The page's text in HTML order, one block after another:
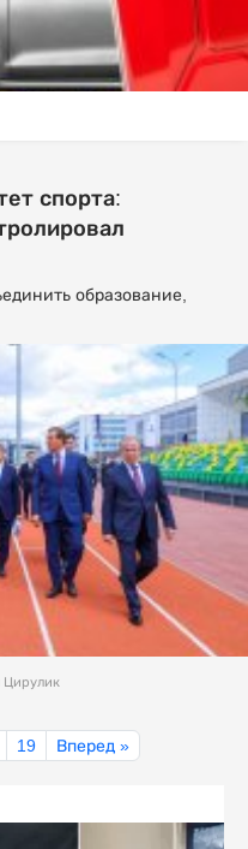
спорта:
образование,
Цирулик
19 Вперед »